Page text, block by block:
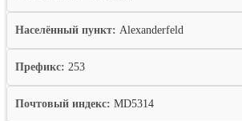
Населённый пункт: Alexanderfeld
Префикс: 253
Почтовый индекс: MD5314